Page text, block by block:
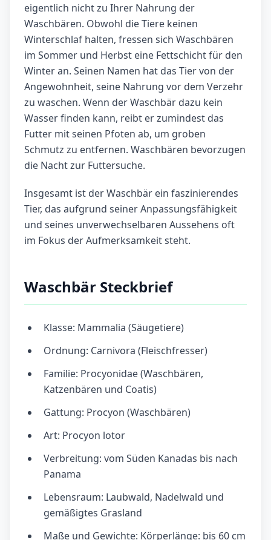
eigentlich nicht zu Ihrer Nahrung der
Waschbären. Obwohl die Tiere keinen
Winterschlaf halten, fressen sich Waschbären
im Sommer und Herbst eine Fettschicht für den
Winter an. Seinen Namen hat das Tier von der
Angewohnheit, seine Nahrung vor dem Verzehr
zu waschen. Wenn der Waschbär dazu kein
Wasser finden kann, reibt er zumindest das
Futter mit seinen Pfoten ab, um groben
Schmutz zu entfernen. Waschbären bevorzugen
die Nacht zur Futtersuche.
Insgesamt ist der Waschbär ein faszinierendes
Tier, das aufgrund seiner Anpassungsfähigkeit
und seines unverwechselbaren Aussehens oft
im Fokus der Aufmerksamkeit steht.
Waschbär Steckbrief
Klasse: Mammalia (Säugetiere)
Ordnung: Carnivora (Fleischfresser)
Familie: Procyonidae (Waschbären,
Katzenbären und Coatis)
Gattung: Procyon (Waschbären)
Art: Procyon lotor
Verbreitung: vom Süden Kanadas bis nach
Panama
Lebensraum: Laubwald, Nadelwald und
gemäßigtes Grasland
Maße und Gewichte: Körperlänge: bis 60 cm